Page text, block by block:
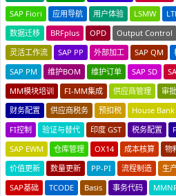
SAP Fiori
应用导航 用户体验 LSMW
数据迁移
BRFplus OPD Output Control
灵活工作流
SAP PP 外部加工 SAP QM
SAP PM
维护BOM 维护订单 SAP SD
MM模块培训
FI-MM集成 供应商管理 审
财务配置
供应商税务 预扣税 House Bank
FI控制
验证与替代 印度 GST 税务配置
SAP EWM
仓库管理 OX14 成本核算 物
价值更新
数量更新 PP-PI 流程制造 生
SAP基础
TCODE Basis 事务代码